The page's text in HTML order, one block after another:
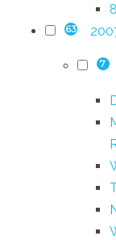
63
7